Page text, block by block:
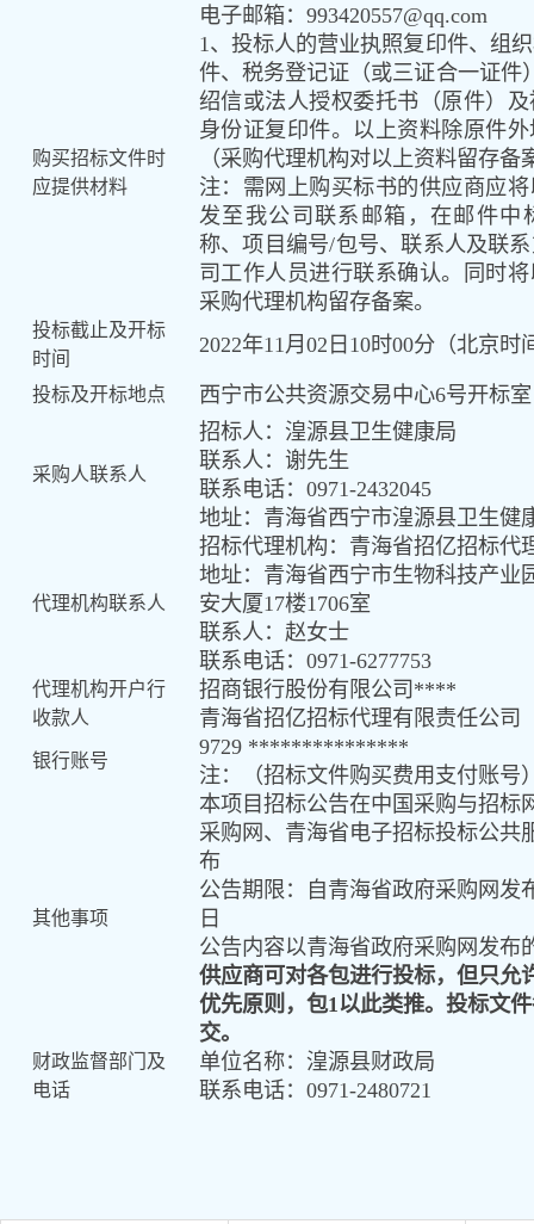
电子邮箱： 993420557@qq.com
购买招标文件时
应提供材料
1、投标人的营业执照复印件、组
件、税务登记证（或三证合一证件
绍信或法人授权委托书（原件）
身份证复印件。以上资料除原件
（采购代理机构对以上资料留存备
注：需网上购买标书的供应商应
发至我公司联系邮箱 ，在邮件中
称、项目编号/包号、联系人及联
司工作人员进行联系确认。同时
采购代理机构留存备案。
投标截止及开标
时间
2022年11月 02 日 10时00分（北京时
投标及开标地点 西宁市公共资源交易中心6号开标室
采购人联系人
招标人：湟源县卫生健康局
联系人：谢先生
联系电话： 0971-2432045
地址：青海省西宁市湟源县卫生健
代理机构联系人
招标代理机构： 青海省招亿招标代
地址：青海省西宁市生物科技产业
安大厦17楼1706室
联系人：赵女士
联系电话： 0971-6277753
代理机构开户行 招商银行股份有限公司****
收款人 青海省招亿招标代理有限责任公司
银行账号
9729 ***************
注：（招标文件购买费用支付账号
其他事项
本项目招标公告在中国采购与招标
采购网、青海省电子招标投标公共
布
公告期限：自青海省政府采购网发
日
公告内容以青海省政府采购网发布
供应商可对各包进行投标， 但只允
优先原则 ， 包1以此类推。 投标文
交。
财政监督部门及
电话
单位名称：湟源县财政局
联系电话： 0971-2480721